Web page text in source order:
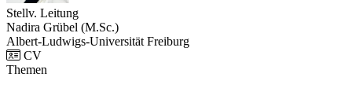
Stellv. Leitung
Nadira Grübel (M.Sc.)
Albert-Ludwigs-Universität Freiburg
CV
Themen